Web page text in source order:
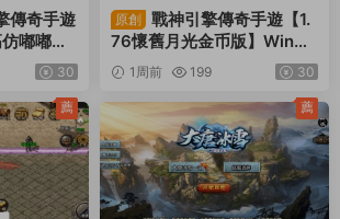
傳奇手遊
嘟嘟沉
+安卓蘋
教程
30
原創
戰神引擎傳奇手遊【1.
76懷舊月光金币版】Win一
鍵服務端+安卓蘋果雙端+G
M授權物品後台+視頻架設教
程
1周前 199 30
薦 薦